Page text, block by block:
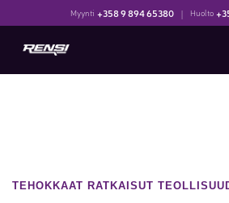
Myynti +358 9 894 65380 | Huolto
TEHOKKAAT RATKAISUT